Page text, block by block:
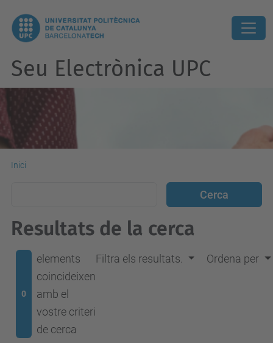
Seu Electrònica UPC
Inici
Resultats de la cerca
0
elements
coincideixen
amb el
vostre criteri
de cerca
Filtra els resultats. Ordena per